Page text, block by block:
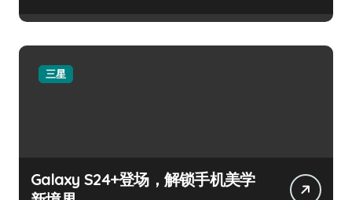
三星
Galaxy S24+登场，解锁手机美学